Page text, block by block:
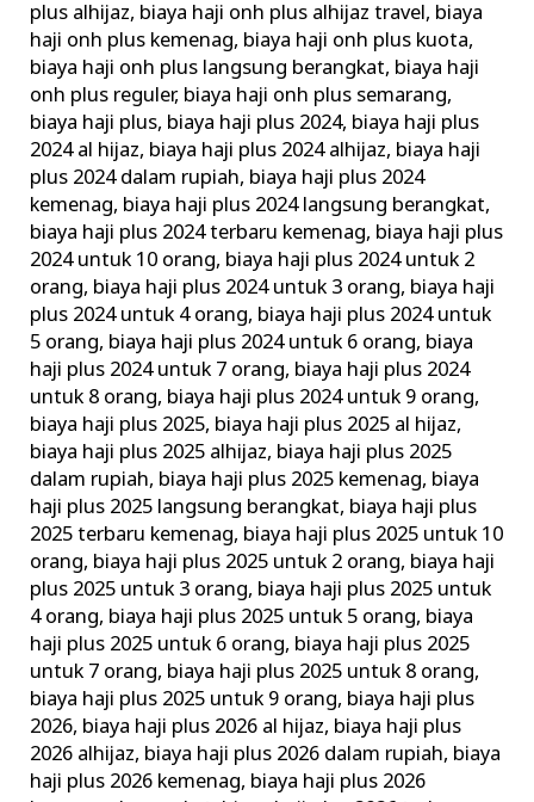
plus alhijaz, biaya haji onh plus alhijaz travel, biaya
haji onh plus kemenag, biaya haji onh plus kuota,
biaya haji onh plus langsung berangkat, biaya haji
onh plus reguler, biaya haji onh plus semarang,
biaya haji plus, biaya haji plus 2024, biaya haji plus
2024 al hijaz, biaya haji plus 2024 alhijaz, biaya haji
plus 2024 dalam rupiah, biaya haji plus 2024
kemenag, biaya haji plus 2024 langsung berangkat,
biaya haji plus 2024 terbaru kemenag, biaya haji plus
2024 untuk 10 orang, biaya haji plus 2024 untuk 2
orang, biaya haji plus 2024 untuk 3 orang, biaya haji
plus 2024 untuk 4 orang, biaya haji plus 2024 untuk
5 orang, biaya haji plus 2024 untuk 6 orang, biaya
haji plus 2024 untuk 7 orang, biaya haji plus 2024
untuk 8 orang, biaya haji plus 2024 untuk 9 orang,
biaya haji plus 2025, biaya haji plus 2025 al hijaz,
biaya haji plus 2025 alhijaz, biaya haji plus 2025
dalam rupiah, biaya haji plus 2025 kemenag, biaya
haji plus 2025 langsung berangkat, biaya haji plus
2025 terbaru kemenag, biaya haji plus 2025 untuk 10
orang, biaya haji plus 2025 untuk 2 orang, biaya haji
plus 2025 untuk 3 orang, biaya haji plus 2025 untuk
4 orang, biaya haji plus 2025 untuk 5 orang, biaya
haji plus 2025 untuk 6 orang, biaya haji plus 2025
untuk 7 orang, biaya haji plus 2025 untuk 8 orang,
biaya haji plus 2025 untuk 9 orang, biaya haji plus
2026, biaya haji plus 2026 al hijaz, biaya haji plus
2026 alhijaz, biaya haji plus 2026 dalam rupiah, biaya
haji plus 2026 kemenag, biaya haji plus 2026